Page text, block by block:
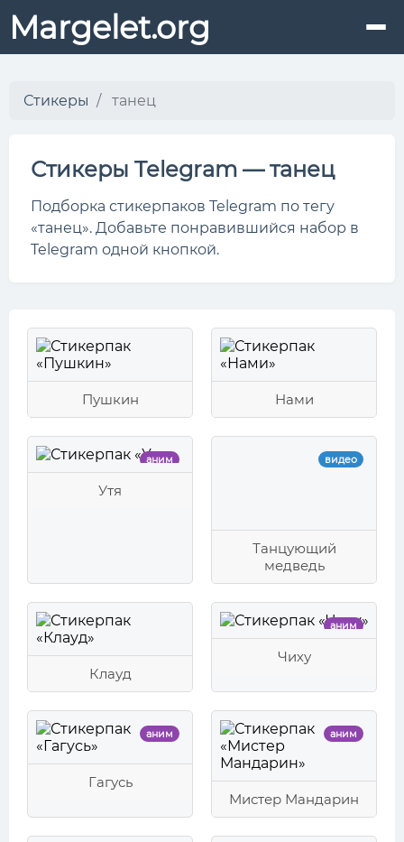
Margelet.org
Стикеры танец
Стикеры Telegram — танец
Подборка стикерпаков Telegram по тегу
«танец». Добавьте понравившийся набор в
Telegram одной кнопкой.
Пушкин Нами
аним
Утя
видео
Танцующий
медведь
Клауд
аним
Чиху
аним
Гагусь
аним
Мистер Мандарин